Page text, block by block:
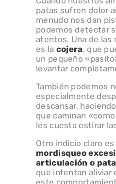
patas sufren dolor
menudo nos dan
podemos detectar
atentos. Una de las
es la cojera, que
un pequeño
levantar
También podemos
especialmente
descansar,
que caminan
les cuesta estirar
Otro indicio claro es
mordisqueo
articulación o
que intentan aliviar